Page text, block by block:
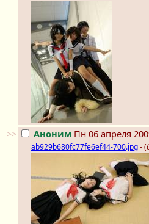
>> Аноним Пн 06 апреля
ab929b680fc77fe6ef44-700.jpg- (